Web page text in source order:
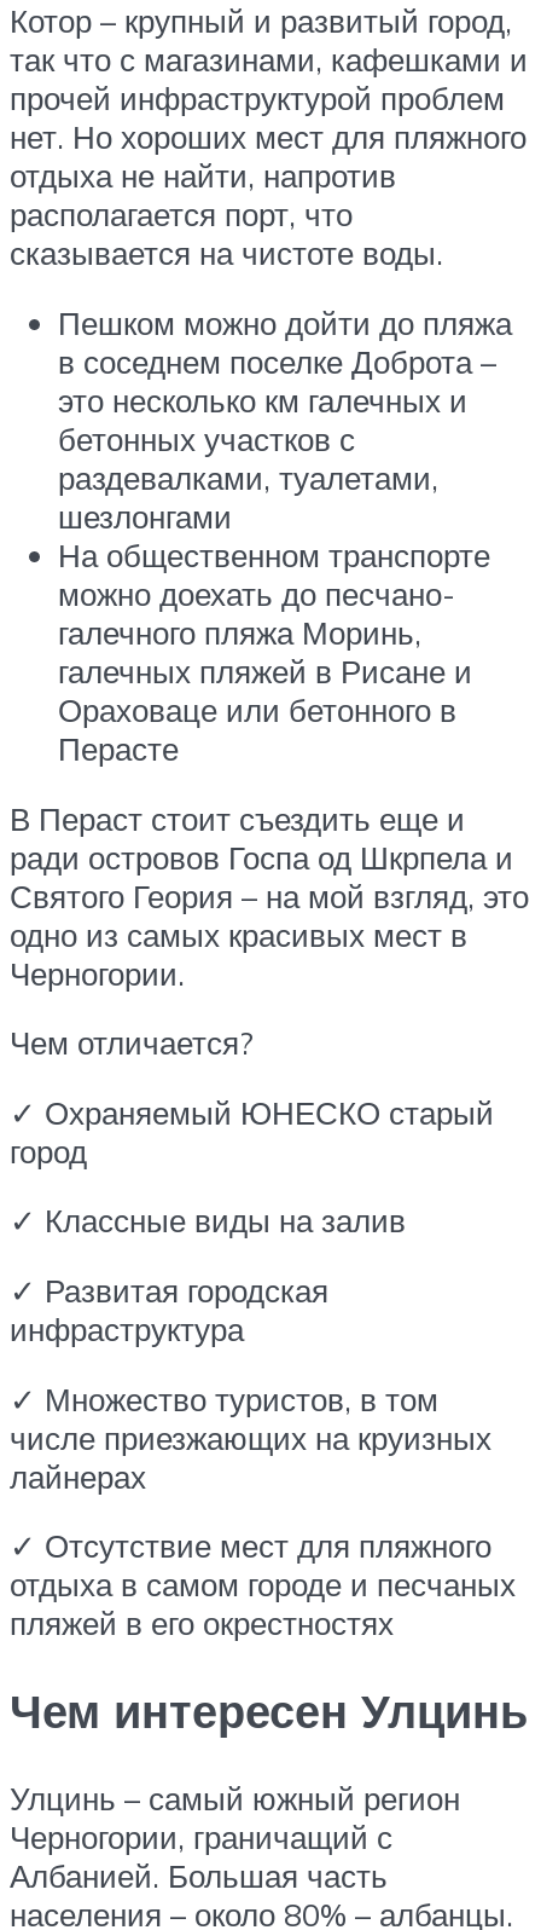
Котор – крупный и развитый город,
так что с магазинами, кафешками и
прочей инфраструктурой проблем
нет. Но хороших мест для пляжного
отдыха не найти, напротив
располагается порт, что
сказывается на чистоте воды.
Пешком можно дойти до пляжа
в соседнем поселке Доброта –
это несколько км галечных и
бетонных участков с
раздевалками, туалетами,
шезлонгами
На общественном транспорте
можно доехать до песчано-
галечного пляжа Моринь,
галечных пляжей в Рисане и
Ораховаце или бетонного в
Перасте
В Пераст стоит съездить еще и
ради островов Госпа од Шкрпела и
Святого Геория – на мой взгляд, это
одно из самых красивых мест в
Черногории.
Чем отличается?
✓ Охраняемый ЮНЕСКО старый
город
✓ Классные виды на залив
✓ Развитая городская
инфраструктура
✓ Множество туристов, в том
числе приезжающих на круизных
лайнерах
✓ Отсутствие мест для пляжного
отдыха в самом городе и песчаных
пляжей в его окрестностях
Чем интересен Улцинь
Улцинь – самый южный регион
Черногории, граничащий с
Албанией. Большая часть
населения – около 80% – албанцы.